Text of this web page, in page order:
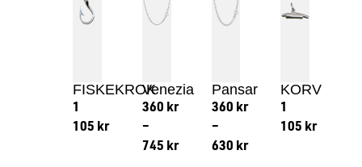
FISKEKROK
1
105 kr
Venezia
360 kr
–
745 kr
Pansar
360 kr
–
630 kr
KORV
1
105 kr